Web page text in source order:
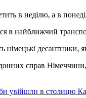
в неділю, а в
в найближчий
німецькі десантники,
справ
увійшли в столицю